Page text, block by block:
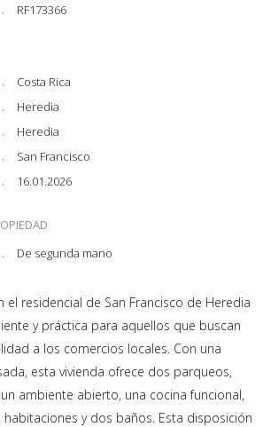
RF173366
Costa Rica
Heredia
Heredia
San Francisco
16.01.2026
De segunda mano
el residencial de San Francisco de Heredia
y práctica para aquellos que buscan
a los comercios locales. Con una
esta vivienda ofrece dos parqueos,
ambiente abierto, una cocina funcional,
y dos baños. Esta disposición